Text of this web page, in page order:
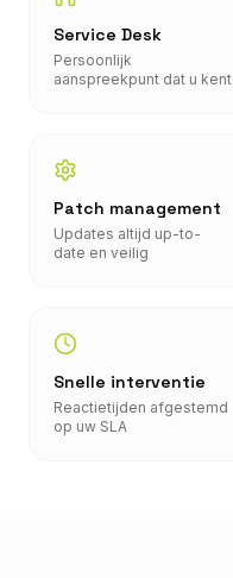
Service Desk
Persoonlijk
aanspreekpunt dat u kent
Patch management
Updates altijd up-to-
date en veilig
Snelle interventie
Reactietijden afgestemd
op uw SLA